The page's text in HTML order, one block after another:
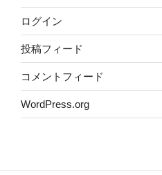
ログイン
投稿フィード
コメントフィード
WordPress.org